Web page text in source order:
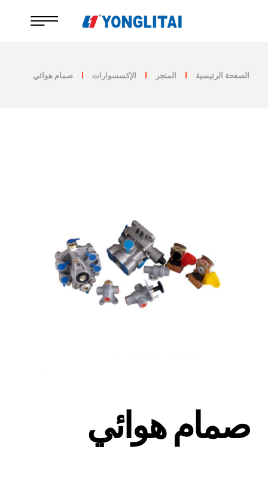
الصفحة الرئيسية المتجر الإكسسوارات صمام هوائي
صمام هوائي